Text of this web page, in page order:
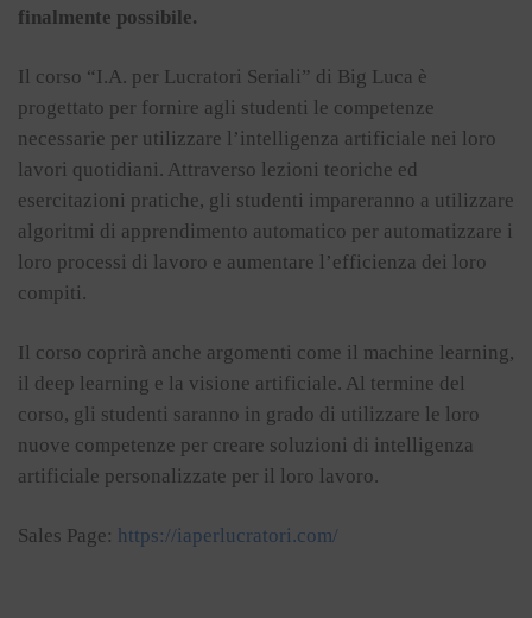
finalmente possibile.
Il corso “I.A. per Lucratori Seriali” di Big Luca è
progettato per fornire agli studenti le competenze
necessarie per utilizzare l’intelligenza artificiale nei loro
lavori quotidiani. Attraverso lezioni teoriche ed
esercitazioni pratiche, gli studenti impareranno a utilizzare
algoritmi di apprendimento automatico per automatizzare i
loro processi di lavoro e aumentare l’efficienza dei loro
compiti.
Il corso coprirà anche argomenti come il machine learning,
il deep learning e la visione artificiale. Al termine del
corso, gli studenti saranno in grado di utilizzare le loro
nuove competenze per creare soluzioni di intelligenza
artificiale personalizzate per il loro lavoro.
Sales Page: https://iaperlucratori.com/